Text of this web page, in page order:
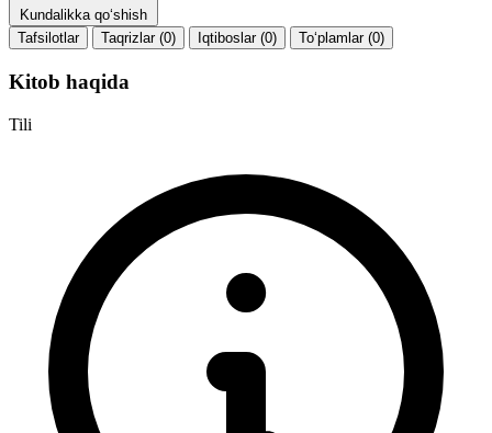
Kundalikka qo‘shish
Tafsilotlar
Taqrizlar (0) Iqtiboslar (0) To‘plamlar (0)
Kitob haqida
Tili